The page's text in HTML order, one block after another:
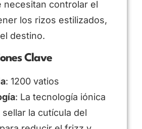
necesitan controlar el
los rizos estilizados,
destino.
Clave
: 1200 vatios
: La tecnología iónica
sellar la cutícula del